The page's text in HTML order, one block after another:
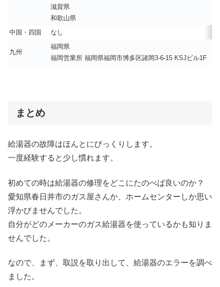
滋賀県
和歌山県
中国・四国
なし
九州
福岡県
福岡営業所 福岡県福岡市博多区諸岡3-6-15 KSJビル1F
まとめ
給湯器の故障はほんとにびっくりします。
一度経験すると少し慣れます。
初めての時は給湯器の修理をどこにたのべば良いのか？
愛知県春日井市のガス屋さんか、ホームセンターしか思い
浮かびませんでした。
自分がどのメーカーのガス給湯器を使っているかも知りま
せんでした。
なので、まず、取説を取り出して、給湯器のエラーを調べ
ました。